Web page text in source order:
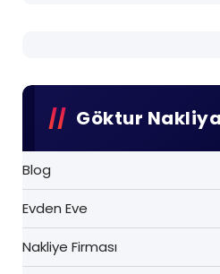
Göktur
Blog
Evden Eve
Nakliye Firması